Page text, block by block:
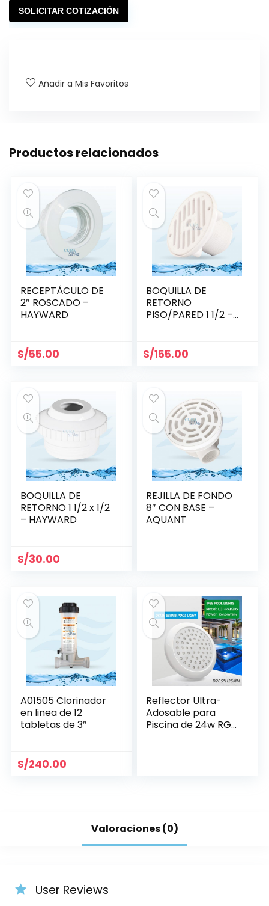
SOLICITAR COTIZACIÓN
Añadir a Mis Favoritos
Productos relacionados
RECEPTÁCULO DE
2″ ROSCADO –
HAYWARD
S/55.00
BOQUILLA DE
RETORNO
PISO/PARED 1 1/2 –
S/155.00
BOQUILLA DE
RETORNO 1 1/2 x 1/2
– HAYWARD
S/30.00
REJILLA DE FONDO
8″ CON BASE –
AQUANT
A01505 Clorinador
en linea de 12
tabletas de 3″
S/240.00
Reflector Ultra-
Adosable para
Piscina de 24w RGB
Valoraciones (0)
User Reviews